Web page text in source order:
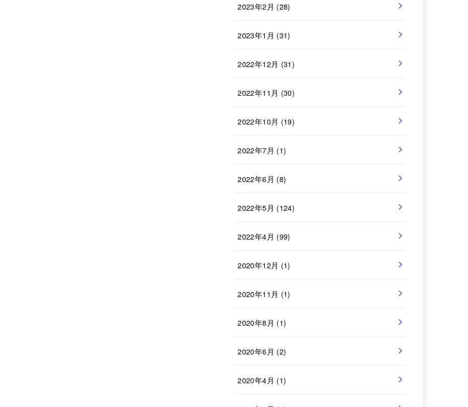
2023年2月 (28)
2023年1月 (31)
2022年12月 (31)
2022年11月 (30)
2022年10月 (19)
2022年7月 (1)
2022年6月 (8)
2022年5月 (124)
2022年4月 (99)
2020年12月 (1)
2020年11月 (1)
2020年8月 (1)
2020年6月 (2)
2020年4月 (1)